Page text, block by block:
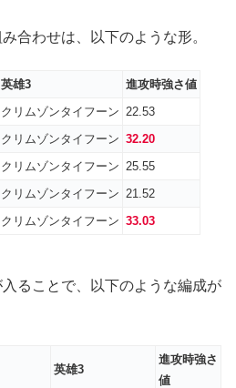
合わせは、以下のような形。
英雄3
進攻時強さ値
クリムゾンタイフーン 22.53
クリムゾンタイフーン 32.20
クリムゾンタイフーン 25.55
クリムゾンタイフーン 21.52
クリムゾンタイフーン 33.03
ることで、以下のような編成が
英雄3
進攻時強さ
値